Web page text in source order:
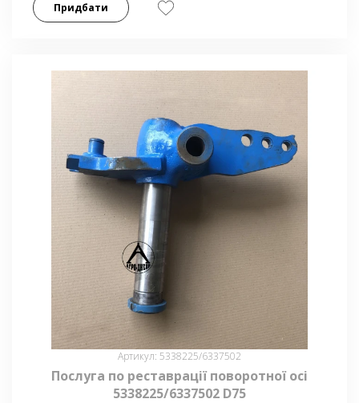
Придбати
Артикул: 5338225/6337502
Послуга по реставрації поворотної осі
5338225/6337502 D75